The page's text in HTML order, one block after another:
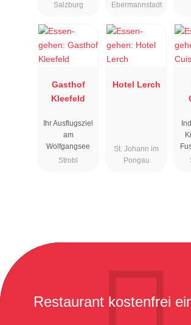
Salzburg Ebermannstadt
Gasthof
Kleefeld
Ihr Ausflugsziel
am
Wolfgangsee
Strobl
Hotel Lerch
St. Johann im
Pongau
Restaurant kostenfrei